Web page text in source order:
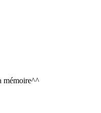
mémoire^^